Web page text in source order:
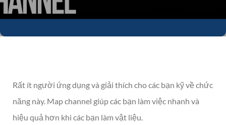
Rất ít người ứng dụng và giải thích cho các bạn kỹ về chức
năng này. Map channel giúp các bạn làm việc nhanh và
hiệu quả hơn khi các bạn làm vật liệu.